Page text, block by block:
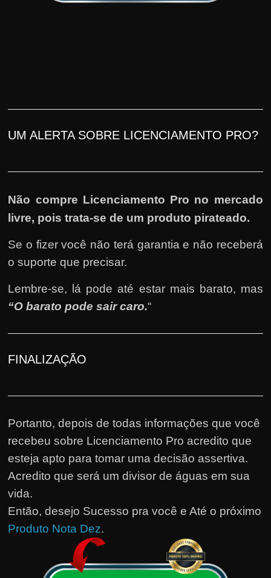
UM ALERTA SOBRE LICENCIAMENTO PRO?
Não compre Licenciamento Pro no mercado
livre, pois trata-se de um produto pirateado.
Se o fizer você não terá garantia e não receberá
o suporte que precisar.
Lembre-se, lá pode até estar mais barato, mas
“O barato pode sair caro.“
FINALIZAÇÃO
Portanto, depois de todas informações que você
recebeu sobre Licenciamento Pro acredito que
esteja apto para tomar uma decisão assertiva.
Acredito que será um divisor de águas em sua
vida.
Então, desejo Sucesso pra você e Até o próximo
Produto Nota Dez.